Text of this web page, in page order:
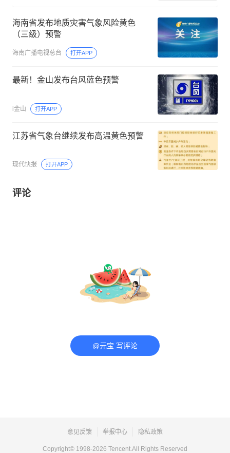
海南省发布地质灾害气象风险黄色
（三级）预警
海南广播电视总台 打开APP
最新！金山发布台风蓝色预警 ️
i金山 打开APP
江苏省气象台继续发布高温黄色预警
现代快报 打开APP
评论
@元宝 写评论
意见反馈 举报中心 隐私政策
Copyright© 1998-2026 Tencent.All Rights Reserved